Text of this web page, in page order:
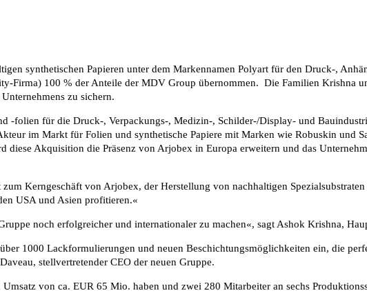
synthetischen Papieren unter dem Markennamen Polyart für den Druck-,
Firma) 100 % der Anteile der MDV Group übernommen. Die Familien Krishna
zu sichern.
-folien für die Druck-, Verpackungs-, Medizin-, Schilder-/Display- und
im Markt für Folien und synthetische Papiere mit Marken wie Robuskin und
Akquisition die Präsenz von Arjobex in Europa erweitern und das
Kerngeschäft von Arjobex, der Herstellung von nachhaltigen
USA und Asien profitieren.«
noch erfolgreicher und internationaler zu machen«, sagt Ashok Krishna,
1000 Lackformulierungen und neuen Beschichtungsmöglichkeiten ein, die
stellvertretender CEO der neuen Gruppe.
von ca. EUR 65 Mio. haben und zwei 280 Mitarbeiter an sechs